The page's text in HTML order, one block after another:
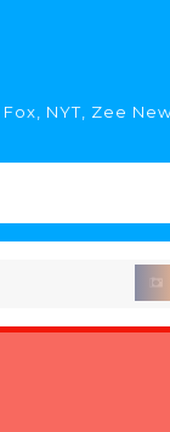
NYT, Zee